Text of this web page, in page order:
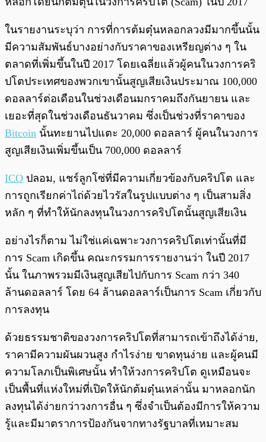
ในรายงานระบุว่า การที่การต้มตุ๋นหลอกลวงมีมากขึ้นนั้น
มีความสัมพันธ์บางอย่างกับราคาของเหรียญต่าง ๆ ใน
ตลาดที่เพิ่มขึ้นในปี 2017 โดยเฉลี่ยแล้วผู้คนในวงการคริ
ปโตประเทศของพวกเขานั้นสูญเสียเงินประมาณ 100,000
ดอลลาร์ต่อเดือนในช่วงเดือนมกราคมถึงกันยายน และ
เยอะที่สุดในช่วงเดือนธันวาคม ซึ่งเป็นช่วงที่ราคาของ
Bitcoin นั้นทะยานไปแตะ 20,000 ดอลลาร์ ผู้คนในวงการ
สูญเสียเงินเพิ่มขึ้นเป็น 700,000 ดอลลาร์
ICO ปลอม, แชร์ลูกโซ่ที่มีความเกี่ยวข้องกับคริปโต และ
การถูกเรียกค่าไถ่ด้วยไวรัสในรูปแบบต่าง ๆ เป็นสามสิ่ง
หลัก ๆ ที่ทำให้นักลงทุนในวงการคริปโตนั้นสูญเสียเงิน
อย่างไรก็ตาม ไม่ใช่แค่เฉพาะวงการคริปโตเท่านั้นที่มี
การ Scam เกิดขึ้น คณะกรรมการรายงานว่า ในปี 2017
นั้น ในภาพรวมมีเงินสูญเสียไปกับการ Scam กว่า 340
ล้านดอลลาร์ โดย 64 ล้านดอลลาร์เป็นการ Scam เกี่ยวกับ
การลงทุน
ด้วยธรรมชาติของวงการคริปโตที่สามารถเข้าถึงได้ง่าย,
ราคามีความผันผวนสูง กำไรง่าย ขาดทุนง่าย และผู้คนมี
ความโลภเป็นพิเศษนั้น ทำให้วงการคริปโต ดูเหมือนจะ
เป็นพื้นที่แห่งใหม่ที่เปิดให้นักต้มตุ๋นเหล่านั้น มาหลอกนัก
ลงทุนได้ง่ายกว่าวงการอื่น ๆ ซึ่งจำเป็นต้องมีการให้ความ
รู้และมีมาตราการป้องกันจากทางรัฐบาลที่เหมาะสม